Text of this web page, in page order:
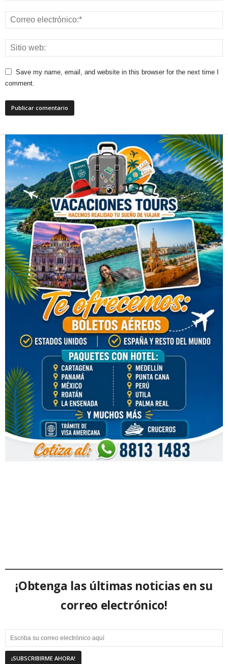
Save my name, email, and website in this browser for the next time I
comment.
¡Obtenga las últimas noticias en su
correo electrónico!